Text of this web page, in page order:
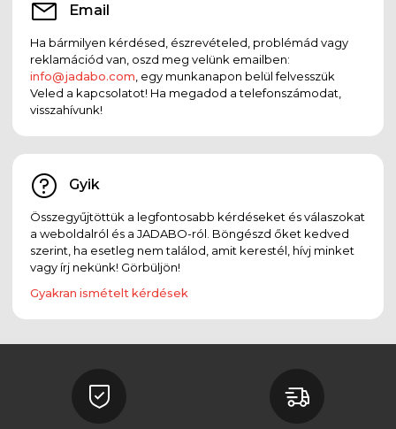
Email
Ha bármilyen kérdésed, észrevételed, problémád vagy
reklamációd van, oszd meg velünk emailben:
info@jadabo.com , egy munkanapon belül felvesszük
Veled a kapcsolatot! Ha megadod a telefonszámodat,
visszahívunk!
Gyik
Összegyűjtöttük a legfontosabb kérdéseket és válaszokat
a weboldalról és a JADABO-ról. Böngészd őket kedved
szerint, ha esetleg nem találod, amit kerestél, hívj minket
vagy írj nekünk! Görbüljön!
Gyakran ismételt kérdések